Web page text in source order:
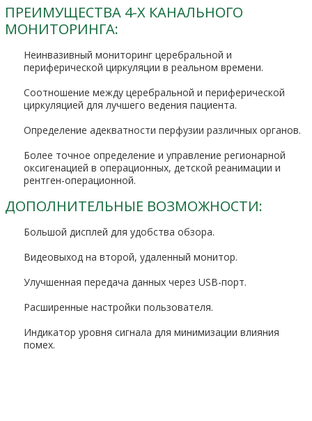
ПРЕИМУЩЕСТВА 4-Х КАНАЛЬНОГО
МОНИТОРИНГА:
Неинвазивный мониторинг церебральной и
периферической циркуляции в реальном времени.
Соотношение между церебральной и периферической
циркуляцией для лучшего ведения пациента.
Определение адекватности перфузии различных органов.
Более точное определение и управление регионарной
оксигенацией в операционных, детской реанимации и
рентген-операционной.
ДОПОЛНИТЕЛЬНЫЕ ВОЗМОЖНОСТИ:
Большой дисплей для удобства обзора.
Видеовыход на второй, удаленный монитор.
Улучшенная передача данных через USB-порт.
Расширенные настройки пользователя.
Индикатор уровня сигнала для минимизации влияния
помех.